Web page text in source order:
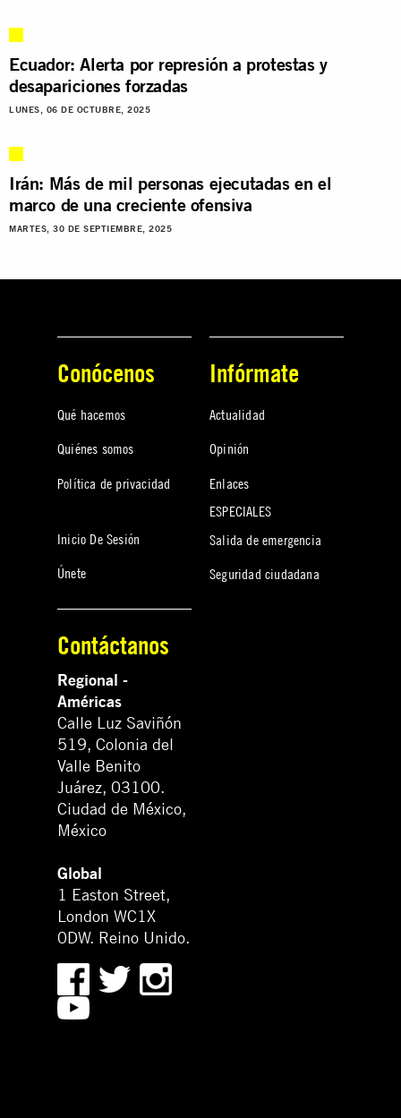
Ecuador: Alerta por represión a protestas y
desapariciones forzadas
LUNES, 06 DE OCTUBRE, 2025
Irán: Más de mil personas ejecutadas en el
marco de una creciente ofensiva
MARTES, 30 DE SEPTIEMBRE, 2025
Conócenos
Qué hacemos
Quiénes somos
Política de privacidad
Inicio De Sesión
Únete
Infórmate
Actualidad
Opinión
Enlaces
ESPECIALES
Salida de emergencia
Seguridad ciudadana
Contáctanos
Regional -
Américas
Calle Luz Saviñón
519, Colonia del
Valle Benito
Juárez, 03100.
Ciudad de México,
México
Global
1 Easton Street,
London WC1X
0DW. Reino Unido.